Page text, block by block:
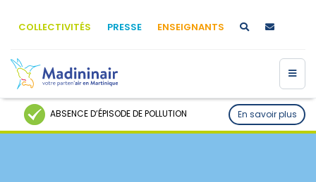
COLLECTIVITÉS PRESSE ENSEIGNANTS
ABSENCE D’ÉPISODE DE POLLUTION En savoir plus